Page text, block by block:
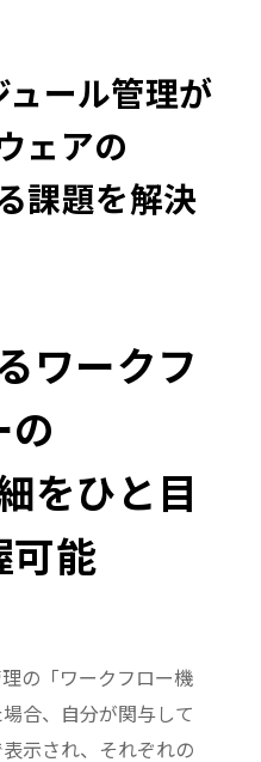
ール管理が
ェアの
課題を解決
ワークフ
の
をひと目
可能
の「ワークフロー機
合、自分が関与して
示され、それぞれの